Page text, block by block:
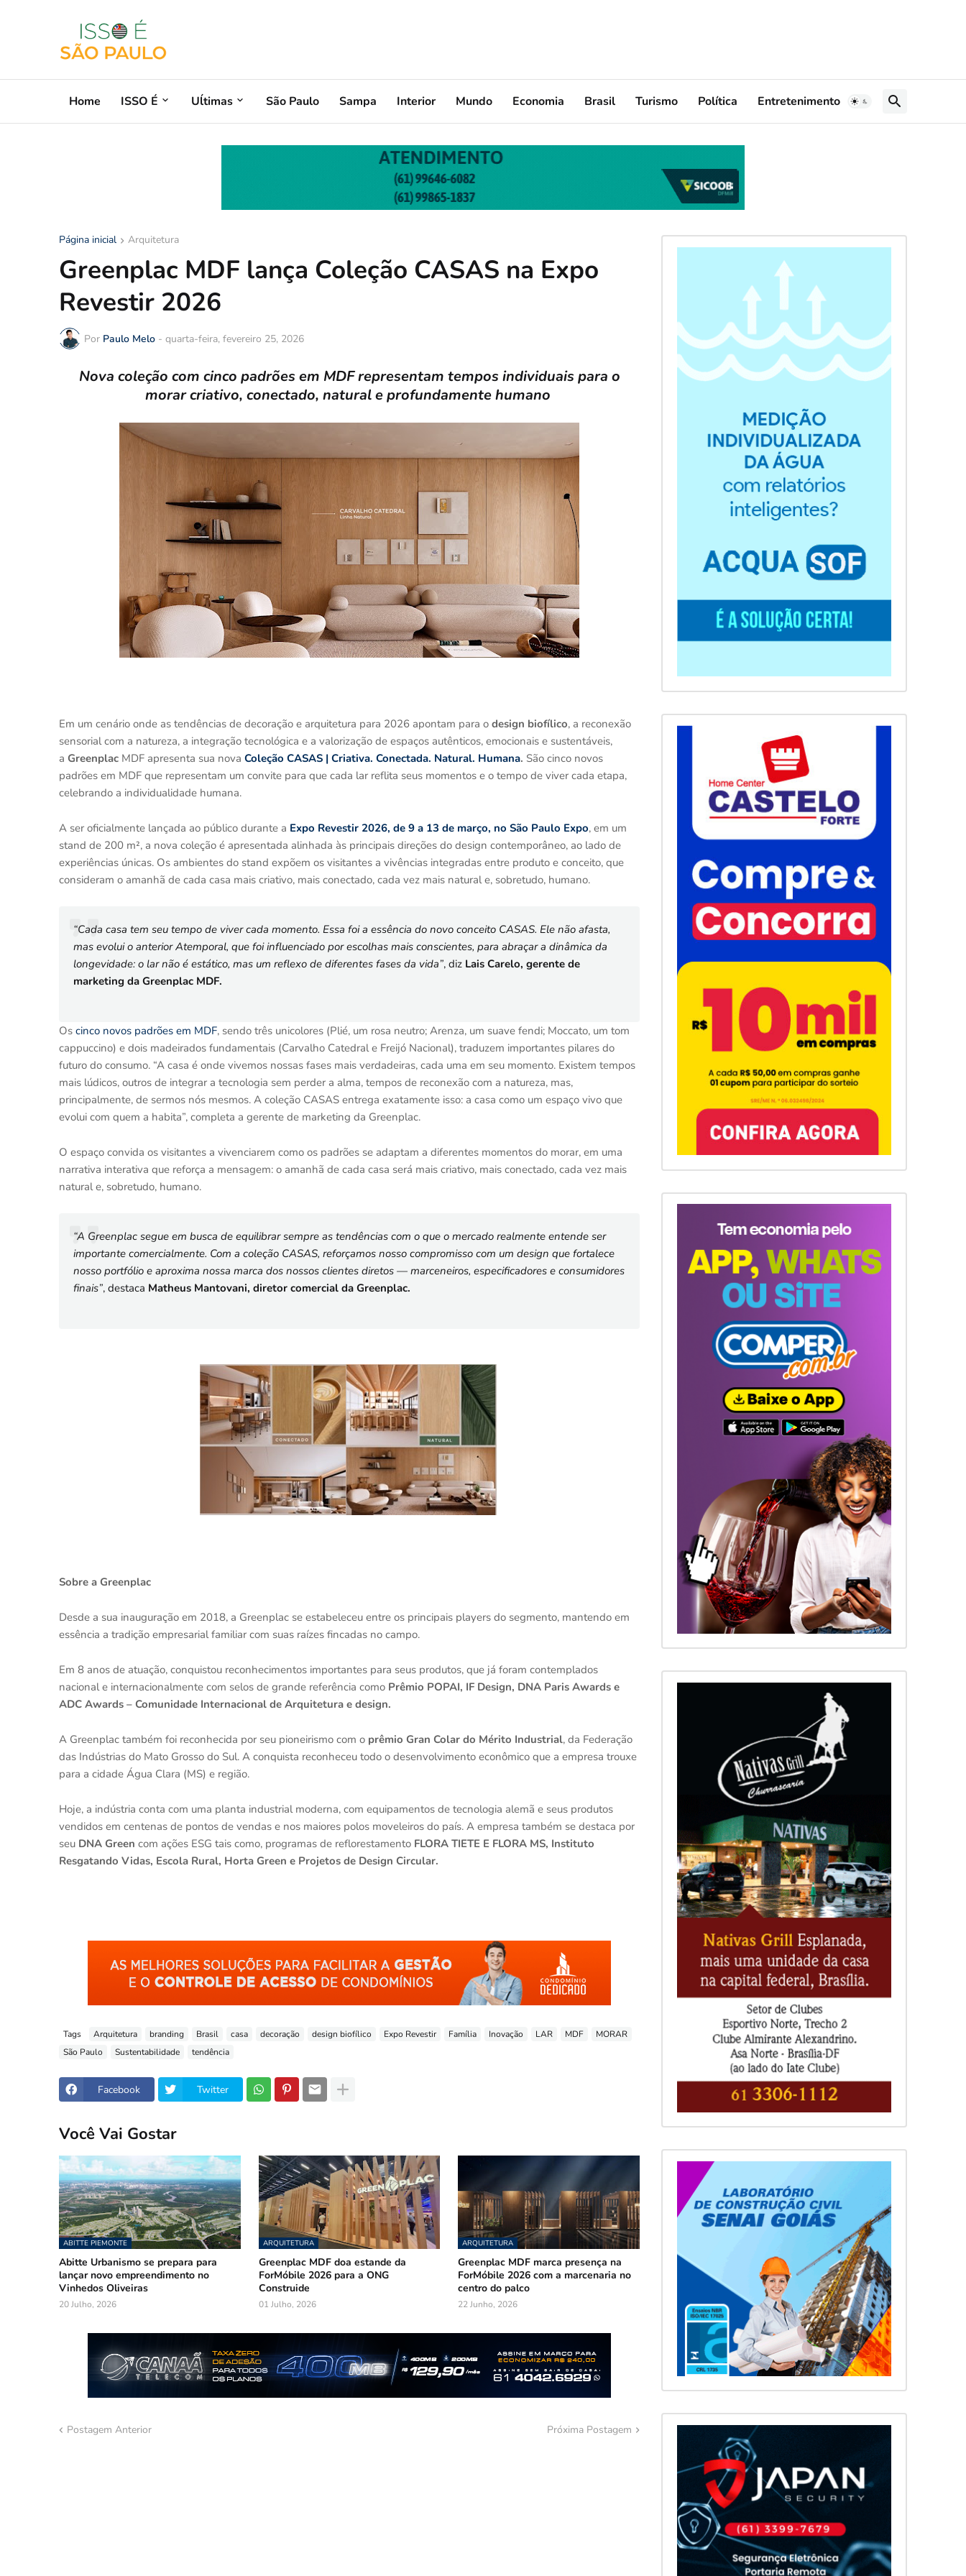
Home ISSO É Uĺtimas São Paulo Sampa Interior Mundo Economia Brasil Turismo Política Entretenimento
Página inicial Arquitetura
Greenplac MDF lança Coleção CASAS na Expo
Revestir 2026
Por Paulo Melo - quarta-feira, fevereiro 25, 2026
Nova coleção com cinco padrões em MDF representam tempos individuais para o
morar criativo, conectado, natural e profundamente humano
Em um cenário onde as tendências de decoração e arquitetura para 2026 apontam para o design biofílico, a reconexão
sensorial com a natureza, a integração tecnológica e a valorização de espaços autênticos, emocionais e sustentáveis,
a Greenplac MDF apresenta sua nova Coleção CASAS | Criativa. Conectada. Natural. Humana. São cinco novos
padrões em MDF que representam um convite para que cada lar reflita seus momentos e o tempo de viver cada etapa,
celebrando a individualidade humana.
A ser oficialmente lançada ao público durante a Expo Revestir 2026, de 9 a 13 de março, no São Paulo Expo, em um
stand de 200 m², a nova coleção é apresentada alinhada às principais direções do design contemporâneo, ao lado de
experiências únicas. Os ambientes do stand expõem os visitantes a vivências integradas entre produto e conceito, que
consideram o amanhã de cada casa mais criativo, mais conectado, cada vez mais natural e, sobretudo, humano.
“Cada casa tem seu tempo de viver cada momento. Essa foi a essência do novo conceito CASAS. Ele não afasta,
mas evolui o anterior Atemporal, que foi influenciado por escolhas mais conscientes, para abraçar a dinâmica da
longevidade: o lar não é estático, mas um reflexo de diferentes fases da vida”, diz Lais Carelo, gerente de
marketing da Greenplac MDF.
Os cinco novos padrões em MDF, sendo três unicolores (Plié, um rosa neutro; Arenza, um suave fendi; Moccato, um tom
cappuccino) e dois madeirados fundamentais (Carvalho Catedral e Freijó Nacional), traduzem importantes pilares do
futuro do consumo. “A casa é onde vivemos nossas fases mais verdadeiras, cada uma em seu momento. Existem tempos
mais lúdicos, outros de integrar a tecnologia sem perder a alma, tempos de reconexão com a natureza, mas,
principalmente, de sermos nós mesmos. A coleção CASAS entrega exatamente isso: a casa como um espaço vivo que
evolui com quem a habita”, completa a gerente de marketing da Greenplac.
O espaço convida os visitantes a vivenciarem como os padrões se adaptam a diferentes momentos do morar, em uma
narrativa interativa que reforça a mensagem: o amanhã de cada casa será mais criativo, mais conectado, cada vez mais
natural e, sobretudo, humano.
“A Greenplac segue em busca de equilibrar sempre as tendências com o que o mercado realmente entende ser
importante comercialmente. Com a coleção CASAS, reforçamos nosso compromisso com um design que fortalece
nosso portfólio e aproxima nossa marca dos nossos clientes diretos — marceneiros, especificadores e consumidores
finais”, destaca Matheus Mantovani, diretor comercial da Greenplac.
Sobre a Greenplac
Desde a sua inauguração em 2018, a Greenplac se estabeleceu entre os principais players do segmento, mantendo em
essência a tradição empresarial familiar com suas raízes fincadas no campo.
Em 8 anos de atuação, conquistou reconhecimentos importantes para seus produtos, que já foram contemplados
nacional e internacionalmente com selos de grande referência como Prêmio POPAI, IF Design, DNA Paris Awards e
ADC Awards – Comunidade Internacional de Arquitetura e design.
A Greenplac também foi reconhecida por seu pioneirismo com o prêmio Gran Colar do Mérito Industrial, da Federação
das Indústrias do Mato Grosso do Sul. A conquista reconheceu todo o desenvolvimento econômico que a empresa trouxe
para a cidade Água Clara (MS) e região.
Hoje, a indústria conta com uma planta industrial moderna, com equipamentos de tecnologia alemã e seus produtos
vendidos em centenas de pontos de vendas e nos maiores polos moveleiros do país. A empresa também se destaca por
seu DNA Green com ações ESG tais como, programas de reflorestamento FLORA TIETE E FLORA MS, Instituto
Resgatando Vidas, Escola Rural, Horta Green e Projetos de Design Circular.
Tags Arquitetura branding Brasil casa decoração design biofílico Expo Revestir Família Inovação LAR MDF
MORAR
São Paulo
Sustentabilidade tendência
Facebook Twitter
Você Vai Gostar
ABITTE PIEMONTE
Abitte Urbanismo se prepara para
lançar novo empreendimento no
Vinhedos Oliveiras
20 Julho, 2026
ARQUITETURA
Greenplac MDF doa estande da
ForMóbile 2026 para a ONG
Construide
01 Julho, 2026
ARQUITETURA
Greenplac MDF marca presença na
ForMóbile 2026 com a marcenaria no
centro do palco
22 Junho, 2026
Postagem Anterior Próxima Postagem